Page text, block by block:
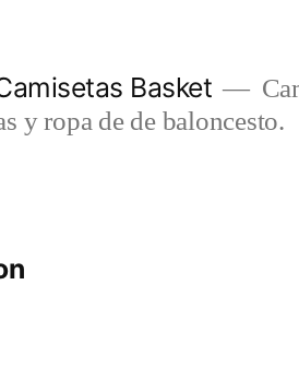
Basket
y ropa de de baloncesto.